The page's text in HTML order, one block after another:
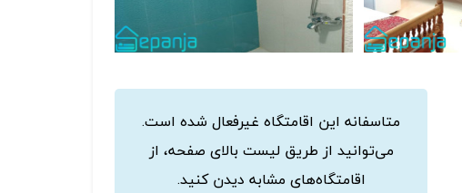
متاسفانه این اقامتگاه غیرفعال شده است.
می‌توانید از طریق لیست بالای صفحه، از
اقامتگاه‌های مشابه دیدن کنید.